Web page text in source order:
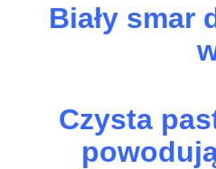
Biały smar
Czysta